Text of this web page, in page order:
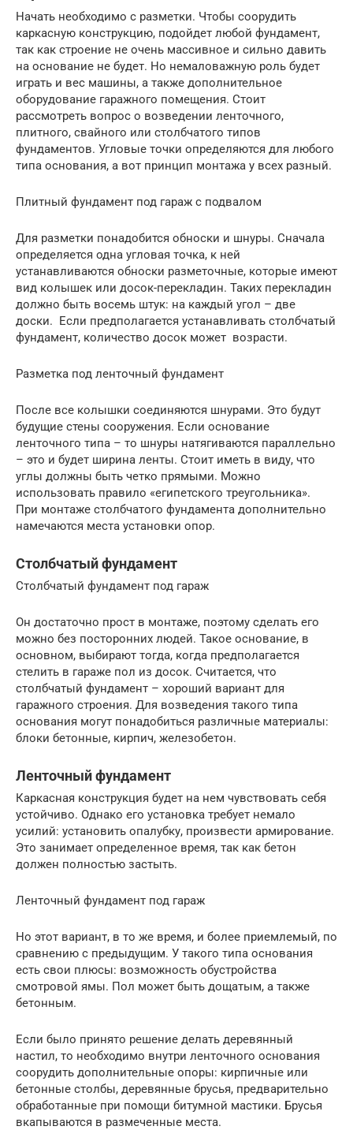
Начать необходимо с разметки. Чтобы соорудить
каркасную конструкцию, подойдет любой фундамент,
так как строение не очень массивное и сильно давить
на основание не будет. Но немаловажную роль будет
играть и вес машины, а также дополнительное
оборудование гаражного помещения. Стоит
рассмотреть вопрос о возведении ленточного,
плитного, свайного или столбчатого типов
фундаментов. Угловые точки определяются для любого
типа основания, а вот принцип монтажа у всех разный.
Плитный фундамент под гараж с подвалом
Для разметки понадобится обноски и шнуры. Сначала
определяется одна угловая точка, к ней
устанавливаются обноски разметочные, которые имеют
вид колышек или досок-перекладин. Таких перекладин
должно быть восемь штук: на каждый угол – две
доски. Если предполагается устанавливать столбчатый
фундамент, количество досок может возрасти.
Разметка под ленточный фундамент
После все колышки соединяются шнурами. Это будут
будущие стены сооружения. Если основание
ленточного типа – то шнуры натягиваются параллельно
– это и будет ширина ленты. Стоит иметь в виду, что
углы должны быть четко прямыми. Можно
использовать правило «египетского треугольника».
При монтаже столбчатого фундамента дополнительно
намечаются места установки опор.
Столбчатый фундамент
Столбчатый фундамент под гараж
Он достаточно прост в монтаже, поэтому сделать его
можно без посторонних людей. Такое основание, в
основном, выбирают тогда, когда предполагается
стелить в гараже пол из досок. Считается, что
столбчатый фундамент – хороший вариант для
гаражного строения. Для возведения такого типа
основания могут понадобиться различные материалы:
блоки бетонные, кирпич, железобетон.
Ленточный фундамент
Каркасная конструкция будет на нем чувствовать себя
устойчиво. Однако его установка требует немало
усилий: установить опалубку, произвести армирование.
Это занимает определенное время, так как бетон
должен полностью застыть.
Ленточный фундамент под гараж
Но этот вариант, в то же время, и более приемлемый, по
сравнению с предыдущим. У такого типа основания
есть свои плюсы: возможность обустройства
смотровой ямы. Пол может быть дощатым, а также
бетонным.
Если было принято решение делать деревянный
настил, то необходимо внутри ленточного основания
соорудить дополнительные опоры: кирпичные или
бетонные столбы, деревянные брусья, предварительно
обработанные при помощи битумной мастики. Брусья
вкапываются в размеченные места.